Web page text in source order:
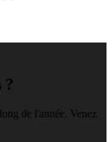
?
de l'année. Venez